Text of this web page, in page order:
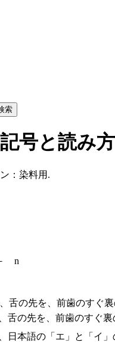
号と読み方
：染料用.
n
、舌の先を、前歯のすぐ
、舌の先を、前歯のすぐ
、日本語の「エ」と「イ